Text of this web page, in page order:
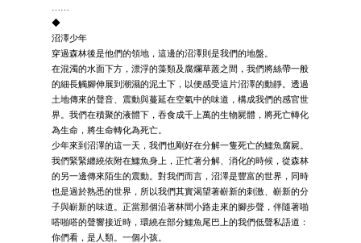
◆
沼澤少年
穿過森林後是他們的領地，這邊的沼澤則是我們的地盤。
在混濁的水面下方，漂浮的藻類及腐爛草叢之間，我們將絲帶一般
的細長觸腳伸展到潮濕的泥土下，以便感受這片沼澤的動靜。透過
土地傳來的聲音、震動與蔓延在空氣中的味道，構成我們的感官世
界。我們在積聚的液體下，吞食成千上萬的生物屍體，將死亡轉化
為生命，將生命轉化為死亡。
少年來到沼澤的這一天，我們也剛好在分解一隻死亡的鱷魚腐屍。
我們緊緊纏繞依附在鱷魚身上，正忙著分解、消化的時候，從森林
的另一邊傳來陌生的震動。對我們而言，沼澤是豐富的世界，同時
也是過於熟悉的世界，所以我們其實渴望著嶄新的刺激、嶄新的分
子與嶄新的味道。正當那個沿著林間小路走來的腳步聲，伴隨著啪
嗒啪嗒的聲響接近時，環繞在部分鱷魚尾巴上的我們低聲私語道：
你們看，是人類。一個小孩。